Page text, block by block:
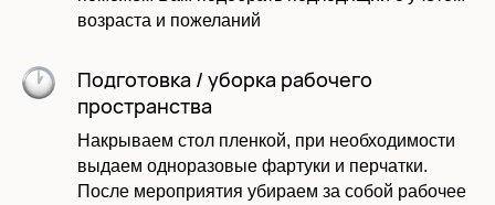
возраста и пожеланий
Подготовка / уборка рабочего
пространства
Накрываем стол пленкой, при необходимости
выдаем одноразовые фартуки и перчатки.
После мероприятия убираем за собой рабочее